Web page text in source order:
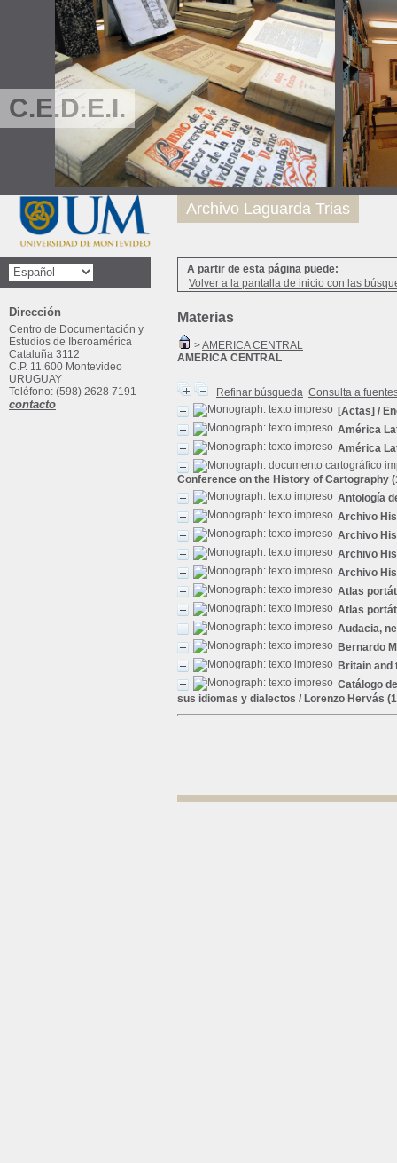
C.E.D.E.I.
A partir de esta página puede:
Volver a la pantalla de inicio con las
Materias
>AMERICA CENTRAL
AMERICA CENTRAL
Refinar búsqueda Consulta a
[Actas] /
América
América
Conference on the History of Cartography
Antología
Archivo
Archivo
Archivo
Archivo
Atlas
Atlas
Audacia,
Bernardo
Britain and
Catálogo
sus idiomas y dialectos / Lorenzo Hervás
Archivo Laguarda Trias
Dirección
Centro de Documentación y
Estudios de Iberoamérica
Cataluña 3112
C.P. 11.600 Montevideo
URUGUAY
Teléfono: (598) 2628 7191
contacto